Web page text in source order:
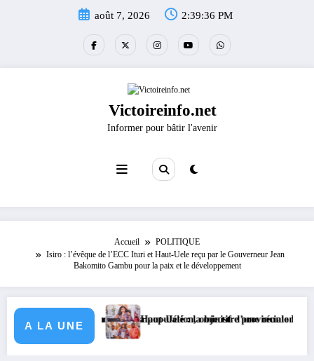
août 7, 2026 2:39:37 PM
Victoireinfo.net
Informer pour bâtir l'avenir
Accueil
POLITIQUE
Isiro : l’évêque de l’ECC Ituri et Haut-Uele reçu par le Gouverneur Jean
Bakomito Gambu pour la paix et le développement
A LA UNE
homologués
et mobiliser la population, objectif d’une réunion de coordination
Haut-Uélé : la ministre provinciale Rachel Makasiane